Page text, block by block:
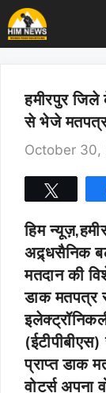
Skip
to
content
हमीरपुर जिले
से भेजे
October 30,
हिम
अद्र्धसैनिक
मतदान की
डाक मतपत्र
प्राप्त डाक
वोटर्स